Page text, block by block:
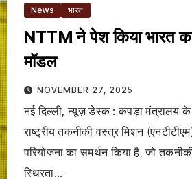
News भारत
NTTM ने पेश किया भारत
मॉडल
NOVEMBER 27, 2025
नई दिल्ली, न्यूज़ डेस्क : कपड़ा मंत्रालय
राष्ट्रीय तकनीकी वस्त्र मिशन
परियोजना का समर्थन किया है, जो
स्थिरता…